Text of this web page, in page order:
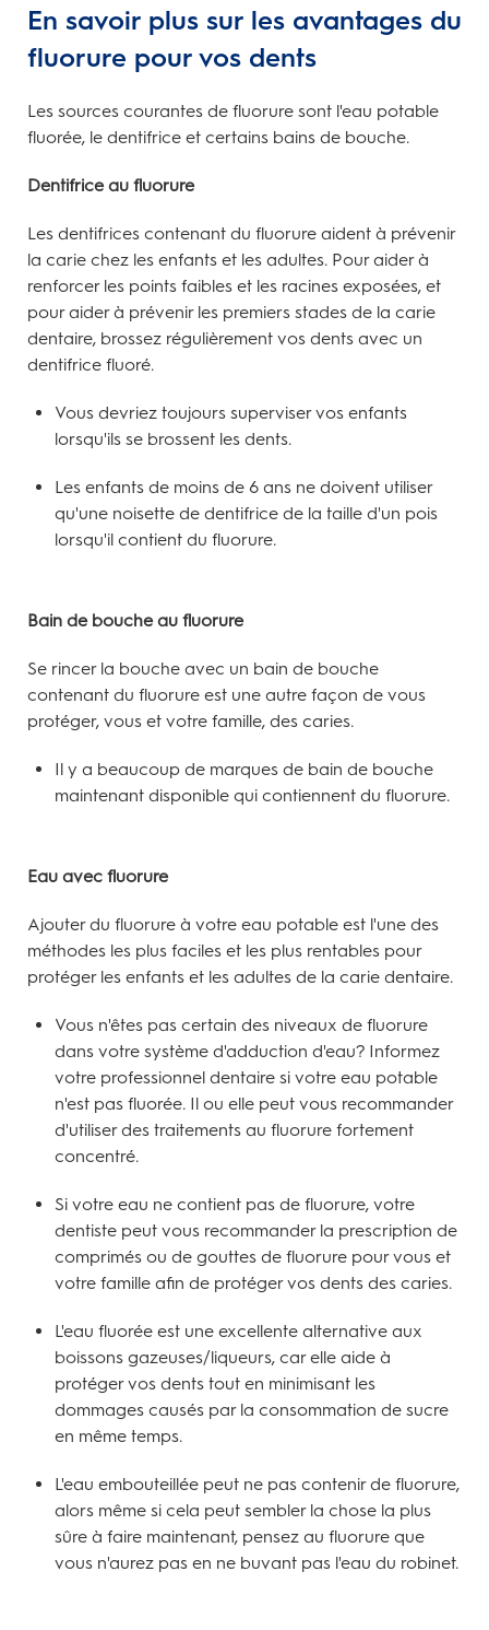
En savoir plus sur les avantages du
fluorure pour vos dents
Les sources courantes de fluorure sont l'eau potable
fluorée, le dentifrice et certains bains de bouche.
Dentifrice au fluorure
Les dentifrices contenant du fluorure aident à prévenir
la carie chez les enfants et les adultes. Pour aider à
renforcer les points faibles et les racines exposées, et
pour aider à prévenir les premiers stades de la carie
dentaire, brossez régulièrement vos dents avec un
dentifrice fluoré.
Vous devriez toujours superviser vos enfants
lorsqu'ils se brossent les dents.
Les enfants de moins de 6 ans ne doivent utiliser
qu'une noisette de dentifrice de la taille d'un pois
lorsqu'il contient du fluorure.
Bain de bouche au fluorure
Se rincer la bouche avec un bain de bouche
contenant du fluorure est une autre façon de vous
protéger, vous et votre famille, des caries.
Il y a beaucoup de marques de bain de bouche
maintenant disponible qui contiennent du fluorure.
Eau avec fluorure
Ajouter du fluorure à votre eau potable est l'une des
méthodes les plus faciles et les plus rentables pour
protéger les enfants et les adultes de la carie dentaire.
Vous n'êtes pas certain des niveaux de fluorure
dans votre système d'adduction d'eau? Informez
votre professionnel dentaire si votre eau potable
n'est pas fluorée. Il ou elle peut vous recommander
d'utiliser des traitements au fluorure fortement
concentré.
Si votre eau ne contient pas de fluorure, votre
dentiste peut vous recommander la prescription de
comprimés ou de gouttes de fluorure pour vous et
votre famille afin de protéger vos dents des caries.
L'eau fluorée est une excellente alternative aux
boissons gazeuses/liqueurs, car elle aide à
protéger vos dents tout en minimisant les
dommages causés par la consommation de sucre
en même temps.
L'eau embouteillée peut ne pas contenir de fluorure,
alors même si cela peut sembler la chose la plus
sûre à faire maintenant, pensez au fluorure que
vous n'aurez pas en ne buvant pas l'eau du robinet.